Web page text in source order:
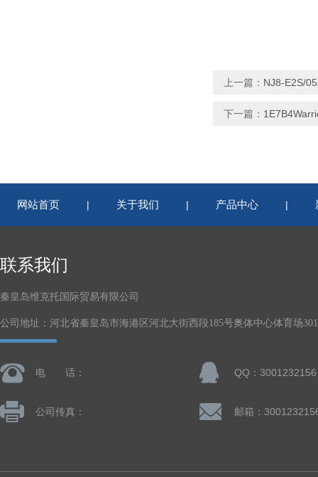
上一篇： NJ8-E2S/
下一篇：
网站首页 | 关于我们 | 产品中心 |
联系我们
秦皇岛维克托国际贸易有限公司
公司地址：河北省秦皇岛市海港区河北大街西段185号奥体中心体育场
电 话： QQ：3001232156
公司传真： 邮箱：